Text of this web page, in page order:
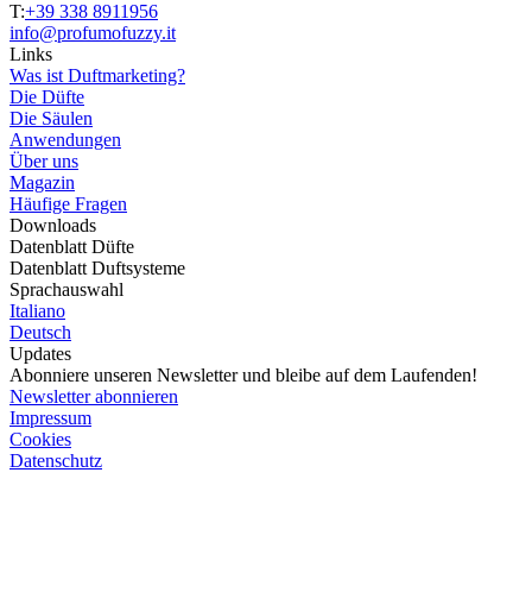
T:+39 338 8911956
info@profumofuzzy.it
Links
Was ist Duftmarketing?
Die Düfte
Die Säulen
Anwendungen
Über uns
Magazin
Häufige Fragen
Downloads
Datenblatt Düfte
Datenblatt Duftsysteme
Sprachauswahl
Italiano
Deutsch
Updates
Abonniere unseren Newsletter und bleibe auf dem Laufenden!
Newsletter abonnieren
Impressum
Cookies
Datenschutz